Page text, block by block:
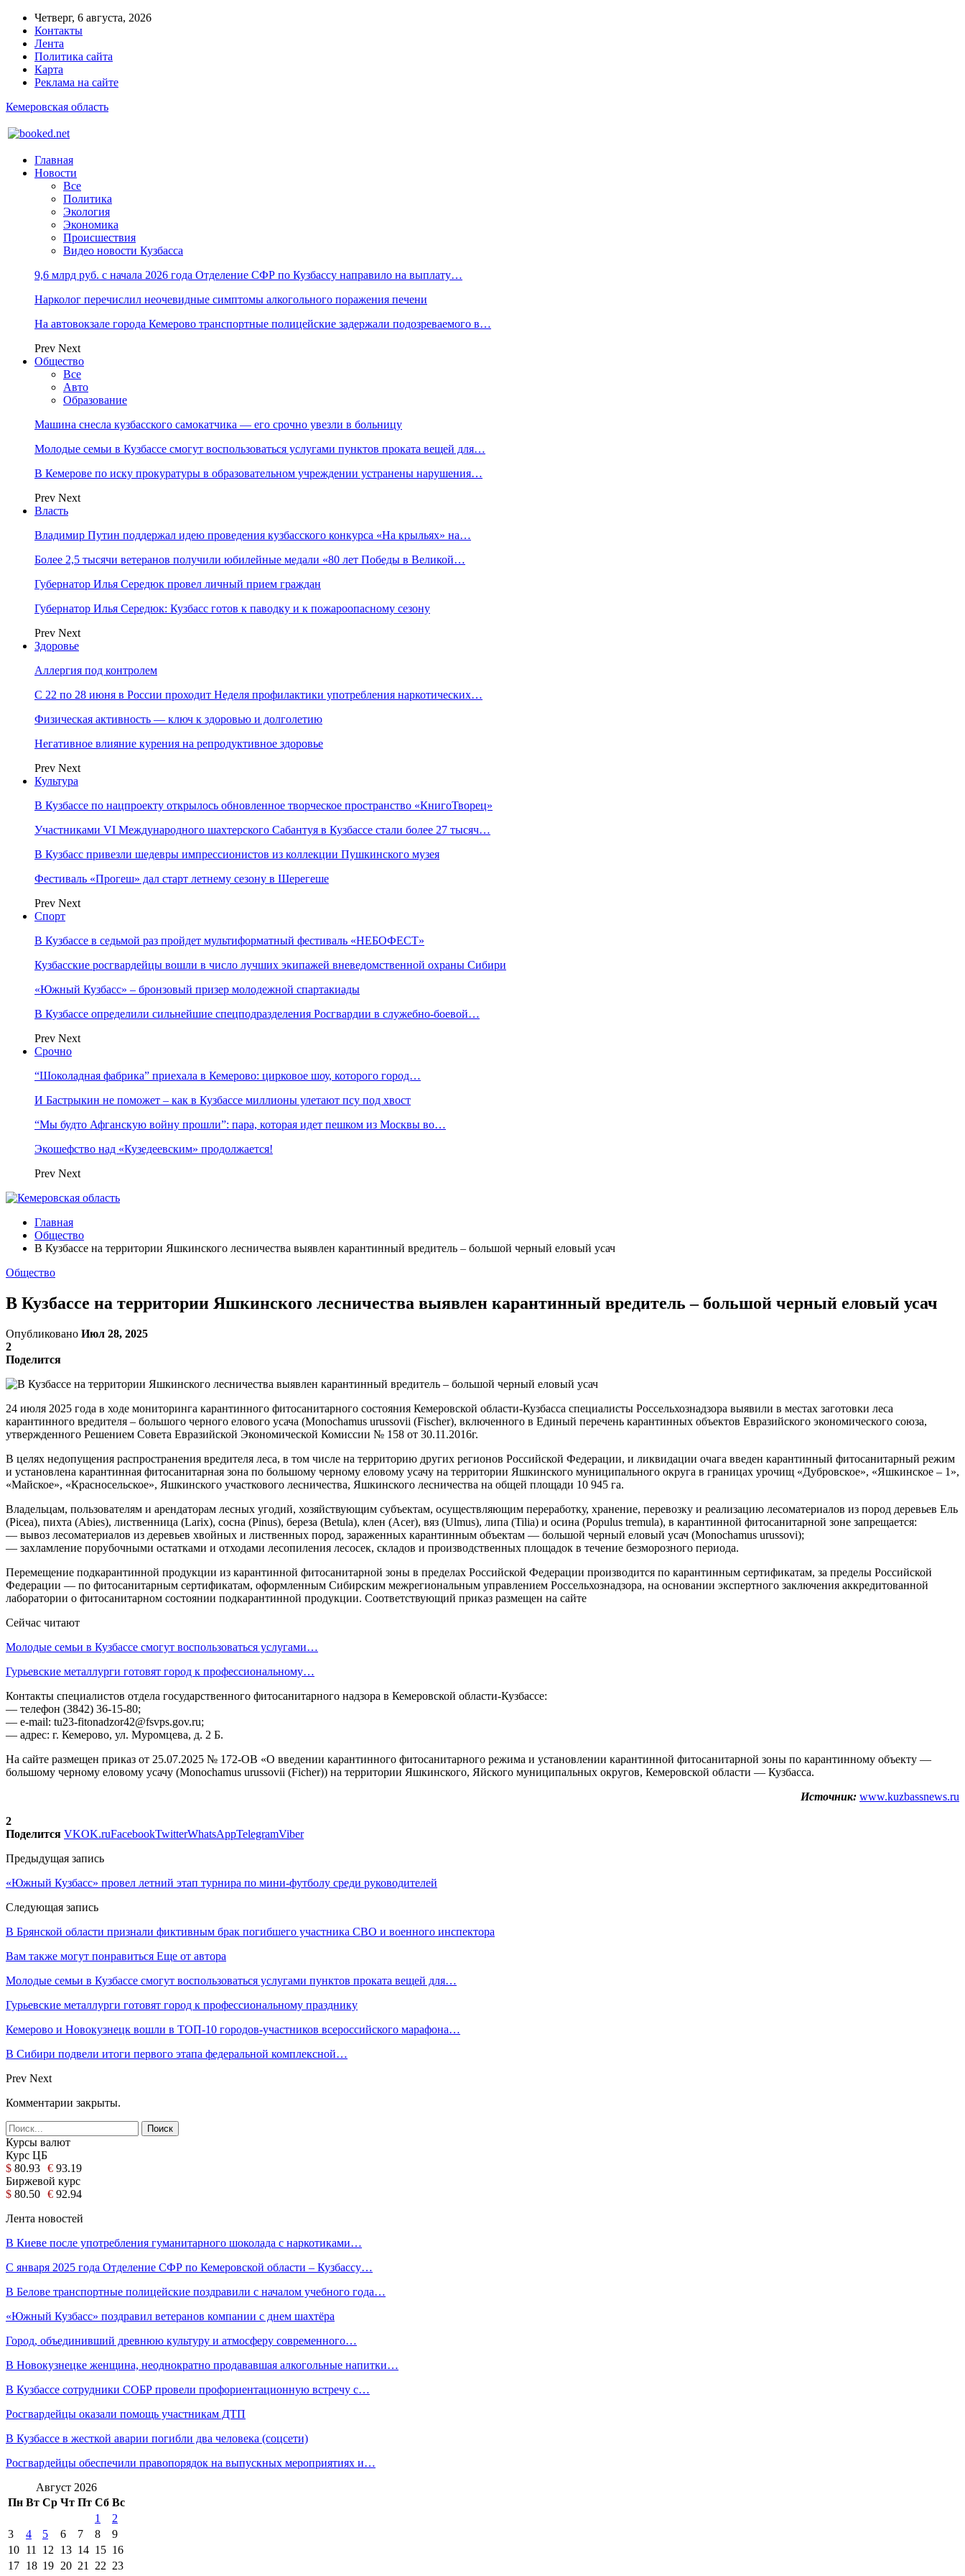
Четверг, 6 августа, 2026
Контакты
Лента
Политика сайта
Карта
Реклама на сайте
Кемеровская область
Главная
Новости
Все
Политика
Экология
Экономика
Происшествия
Видео новости Кузбасса
9,6 млрд руб. с начала 2026 года Отделение СФР по Кузбассу направило на выплату…
Нарколог перечислил неочевидные симптомы алкогольного поражения печени
На автовокзале города Кемерово транспортные полицейские задержали подозреваемого в…
Prev Next
Общество
Все
Авто
Образование
Машина снесла кузбасского самокатчика — его срочно увезли в больницу
Молодые семьи в Кузбассе смогут воспользоваться услугами пунктов проката вещей для…
В Кемерове по иску прокуратуры в образовательном учреждении устранены нарушения…
Prev Next
Власть
Владимир Путин поддержал идею проведения кузбасского конкурса «На крыльях» на…
Более 2,5 тысячи ветеранов получили юбилейные медали «80 лет Победы в Великой…
Губернатор Илья Середюк провел личный прием граждан
Губернатор Илья Середюк: Кузбасс готов к паводку и к пожароопасному сезону
Prev Next
Здоровье
Аллергия под контролем
С 22 по 28 июня в России проходит Неделя профилактики употребления наркотических…
Физическая активность — ключ к здоровью и долголетию
Негативное влияние курения на репродуктивное здоровье
Prev Next
Культура
В Кузбассе по нацпроекту открылось обновленное творческое пространство «КнигоТворец»
Участниками VI Международного шахтерского Сабантуя в Кузбассе стали более 27 тысяч…
В Кузбасс привезли шедевры импрессионистов из коллекции Пушкинского музея
Фестиваль «Прогеш» дал старт летнему сезону в Шерегеше
Prev Next
Спорт
В Кузбассе в седьмой раз пройдет мультиформатный фестиваль «НЕБОФЕСТ»
Кузбасские росгвардейцы вошли в число лучших экипажей вневедомственной охраны Сибири
«Южный Кузбасс» – бронзовый призер молодежной спартакиады
В Кузбассе определили сильнейшие спецподразделения Росгвардии в служебно-боевой…
Prev Next
Срочно
“Шоколадная фабрика” приехала в Кемерово: цирковое шоу, которого город…
И Бастрыкин не поможет – как в Кузбассе миллионы улетают псу под хвост
“Мы будто Афганскую войну прошли”: пара, которая идет пешком из Москвы во…
Экошефство над «Кузедеевским» продолжается!
Prev Next
Главная
Общество
В Кузбассе на территории Яшкинского лесничества выявлен карантинный вредитель – большой черный еловый усач
Общество
В Кузбассе на территории Яшкинского лесничества выявлен карантинный вредитель – большой черный еловый усач
Опубликовано Июл 28, 2025
2
Поделится
24 июля 2025 года в ходе мониторинга карантинного фитосанитарного состояния Кемеровской области-Кузбасса специалисты Россельхознадзора выявили в местах заготовки леса
карантинного вредителя – большого черного елового усача (Monochamus urussovii (Fischer), включенного в Единый перечень карантинных объектов Евразийского экономического союза,
утвержденного Решением Совета Евразийской Экономической Комиссии № 158 от 30.11.2016г.
В целях недопущения распространения вредителя леса, в том числе на территорию других регионов Российской Федерации, и ликвидации очага введен карантинный фитосанитарный режим
и установлена карантинная фитосанитарная зона по большому черному еловому усачу на территории Яшкинского муниципального округа в границах урочищ «Дубровское», «Яшкинское – 1»,
«Майское», «Красносельское», Яшкинского участкового лесничества, Яшкинского лесничества на общей площади 10 945 га.
Владельцам, пользователям и арендаторам лесных угодий, хозяйствующим субъектам, осуществляющим переработку, хранение, перевозку и реализацию лесоматериалов из пород деревьев Ель
(Picea), пихта (Abies), лиственница (Larix), сосна (Pinus), береза (Betula), клен (Acer), вяз (Ulmus), липа (Tilia) и осина (Populus tremula), в карантинной фитосанитарной зоне запрещается:
— вывоз лесоматериалов из деревьев хвойных и лиственных пород, зараженных карантинным объектам — большой черный еловый усач (Monochamus urussovi);
— захламление порубочными остатками и отходами лесопиления лесосек, складов и производственных площадок в течение безморозного периода.
Перемещение подкарантинной продукции из карантинной фитосанитарной зоны в пределах Российской Федерации производится по карантинным сертификатам, за пределы Российской
Федерации — по фитосанитарным сертификатам, оформленным Сибирским межрегиональным управлением Россельхознадзора, на основании экспертного заключения аккредитованной
лаборатории о фитосанитарном состоянии подкарантинной продукции. Соответствующий приказ размещен на сайте
Сейчас читают
Молодые семьи в Кузбассе смогут воспользоваться услугами…
Гурьевские металлурги готовят город к профессиональному…
Контакты специалистов отдела государственного фитосанитарного надзора в Кемеровской области-Кузбассе:
— телефон (3842) 36-15-80;
— е-mail: tu23-fitonadzor42@fsvps.gov.ru;
— адрес: г. Кемерово, ул. Муромцева, д. 2 Б.
На сайте размещен приказ от 25.07.2025 № 172-ОВ «О введении карантинного фитосанитарного режима и установлении карантинной фитосанитарной зоны по карантинному объекту —
большому черному еловому усачу (Monochamus urussovii (Ficher)) на территории Яшкинского, Яйского муниципальных округов, Кемеровской области — Кузбасса.
Источник: www.kuzbassnews.ru
2
Поделится VKOK.ruFacebookTwitterWhatsAppTelegramViber
Предыдущая запись
«Южный Кузбасс» провел летний этап турнира по мини-футболу среди руководителей
Следующая запись
В Брянской области признали фиктивным брак погибшего участника СВО и военного инспектора
Вам также могут понравиться Еще от автора
Молодые семьи в Кузбассе смогут воспользоваться услугами пунктов проката вещей для…
Гурьевские металлурги готовят город к профессиональному празднику
Кемерово и Новокузнецк вошли в ТОП-10 городов-участников всероссийского марафона…
В Сибири подвели итоги первого этапа федеральной комплексной…
Prev Next
Комментарии закрыты.
Курсы валют
Курс ЦБ
$ 80.93 € 93.19
Биржевой курс
$ 80.50 € 92.94
Лента новостей
В Киеве после употребления гуманитарного шоколада с наркотиками…
С января 2025 года Отделение СФР по Кемеровской области – Кузбассу…
В Белове транспортные полицейские поздравили с началом учебного года…
«Южный Кузбасс» поздравил ветеранов компании с днем шахтёра
Город, объединивший древнюю культуру и атмосферу современного…
В Новокузнецке женщина, неоднократно продававшая алкогольные напитки…
В Кузбассе сотрудники СОБР провели профориентационную встречу с…
Росгвардейцы оказали помощь участникам ДТП
В Кузбассе в жесткой аварии погибли два человека (соцсети)
Росгвардейцы обеспечили правопорядок на выпускных мероприятиях и…
Август 2026
Пн Вт Ср Чт Пт Сб Вс
1
2
3
4 5 6 7 8
9
10 11 12 13 14 15 16
17 18 19 20 21 22 23